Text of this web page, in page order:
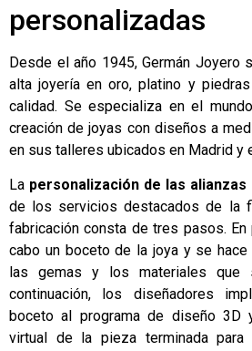
personalizadas
Desde el año 1945, Germán Joyero
alta joyería en oro, platino y
calidad. Se especializa en el
creación de joyas con diseños a
en sus talleres ubicados en Madrid y
La personalización de las alianzas
de los servicios destacados de la
fabricación consta de tres pasos.
cabo un boceto de la joya y se
las gemas y los materiales que
continuación, los diseñadores
boceto al programa de diseño 3D
virtual de la pieza terminada